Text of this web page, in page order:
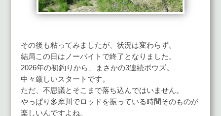
その後も粘ってみましたが、状況は変わらず。
結局この日はノーバイトで終了となりました。
2026年の初釣りから、まさかの3連続ボウズ。
中々厳しいスタートです。
ただ、不思議とそこまで落ち込んではいません。
やっぱり多摩川でロッドを振っている時間そのものが
楽しいんですよね。